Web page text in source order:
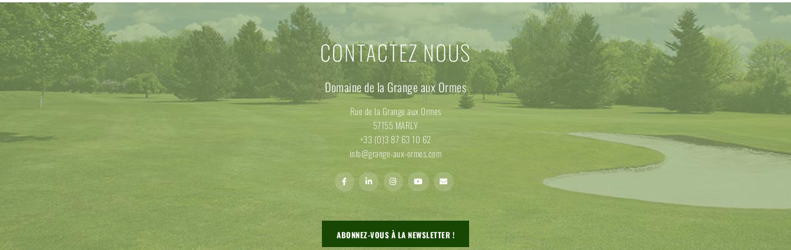
CONTACTEZ NOUS
Domaine de la Grange aux Ormes
Rue de la Grange aux Ormes
57155 MARLY
+33 (0)3 87 63 10 62
info@grange-aux-ormes.com
ABONNEZ-VOUS À LA NEWSLETTER !